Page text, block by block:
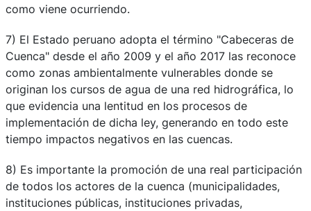
como viene ocurriendo.
7) El Estado peruano adopta el término "Cabeceras de
Cuenca" desde el año 2009 y el año 2017 las reconoce
como zonas ambientalmente vulnerables donde se
originan los cursos de agua de una red hidrográfica, lo
que evidencia una lentitud en los procesos de
implementación de dicha ley, generando en todo este
tiempo impactos negativos en las cuencas.
8) Es importante la promoción de una real participación
de todos los actores de la cuenca (municipalidades,
instituciones públicas, instituciones privadas,